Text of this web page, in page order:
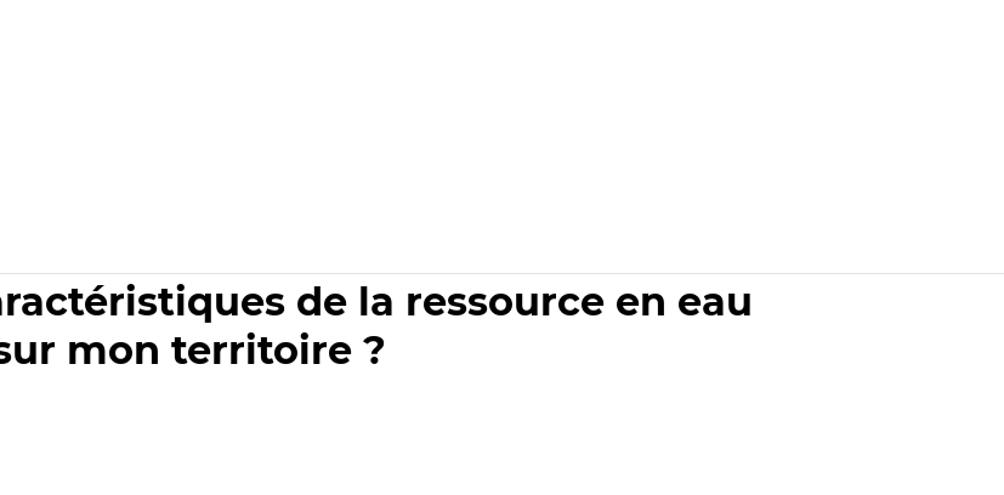
de la ressource en eau
mon territoire ?